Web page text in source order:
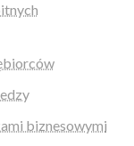
biznesowymi